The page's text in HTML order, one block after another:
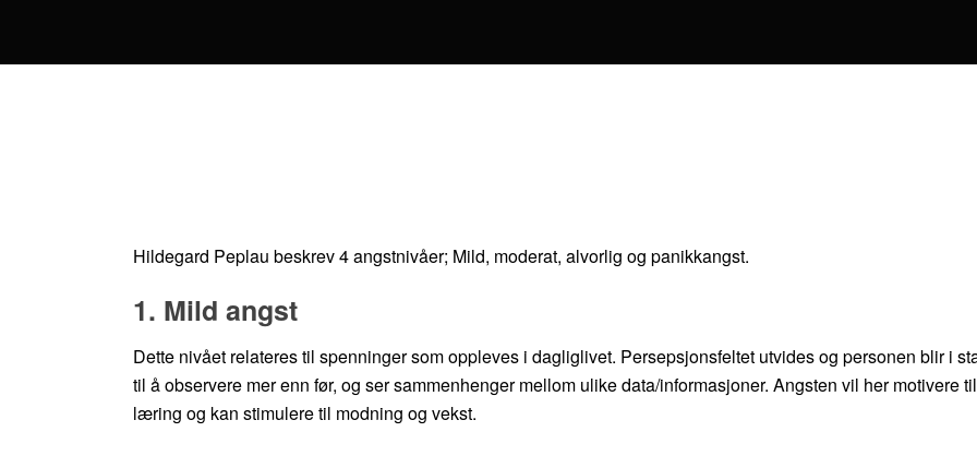
Hildegard Peplau beskrev 4 angstnivåer; Mild, moderat, alvorlig og panikkangst.
1. Mild angst
Dette nivået relateres til spenninger som oppleves i dagliglivet. Persepsjonsfeltet utvides og personen blir i
til å observere mer enn før, og ser sammenhenger mellom ulike data/informasjoner. Angsten vil her motivere til
læring og kan stimulere til modning og vekst.